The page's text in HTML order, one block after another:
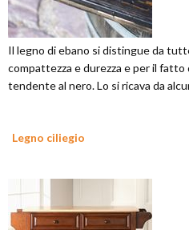
Il legno di ebano si distingue da
compattezza e durezza e per il
tendente al nero. Lo si ricava da
Legno ciliegio